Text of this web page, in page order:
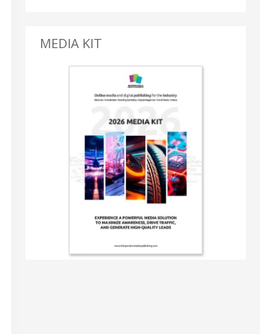
MEDIA KIT